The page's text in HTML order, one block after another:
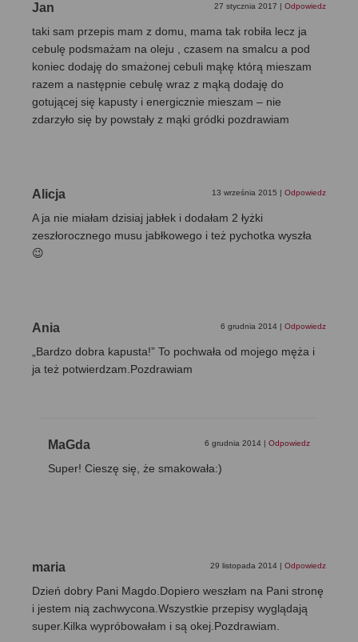
Jan 27 stycznia 2017 | Odpowiedz
taki sam przepis mam z domu, mama tak robiła lecz ja
cebulę podsmażam na oleju , czasem na smalcu a pod
koniec dodaję do smażonej cebuli mąkę którą mieszam
razem a następnie cebulę wraz z mąką dodaję do
gotującej się kapusty i energicznie mieszam – nie
zdarzyło się by powstały z mąki gródki pozdrawiam
Alicja 13 września 2015 | Odpowiedz
A ja nie miałam dzisiaj jabłek i dodałam 2 łyżki
zeszłorocznego musu jabłkowego i też pychotka wyszła
😉
Ania 6 grudnia 2014 | Odpowiedz
„Bardzo dobra kapusta!” To pochwała od mojego męża i
ja też potwierdzam.Pozdrawiam
MaGda 6 grudnia 2014 | Odpowiedz
Super! Cieszę się, że smakowała:)
maria 29 listopada 2014 | Odpowiedz
Dzień dobry Pani Magdo.Dopiero weszłam na Pani stronę
i jestem nią zachwycona.Wszystkie przepisy wyglądają
super.Kilka wypróbowałam i są okej.Pozdrawiam.